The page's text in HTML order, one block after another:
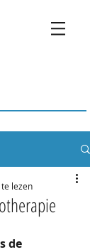
lezen
de